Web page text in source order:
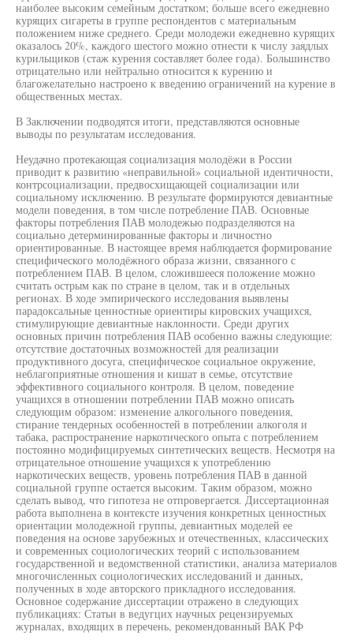
наиболее высоким семейным достатком; больше всего ежедневно
курящих сигареты в группе респондентов с материальным
положением ниже среднего. Среди молодежи ежедневно курящих
оказалось 20%, каждого шестого можно отнести к числу заядлых
курильщиков (стаж курения составляет более года). Большинство
отрицательно или нейтрально относится к курению и
благожелательно настроено к введению ограничений на курение в
общественных местах.
В Заключении подводятся итоги, представляются основные
выводы по результатам исследования.
Неудачно протекающая социализация молодёжи в России
приводит к развитию «неправильной» социальной идентичности,
контрсоциализации, предвосхищающей социализации или
социальному исключению. В результате формируются девиантные
модели поведения, в том числе потребление ПАВ. Основные
факторы потребления ПАВ молодежью подразделяются на
социально детерминированные факторы и личностно
ориентированные. В настоящее время наблюдается формирование
специфического молодёжного образа жизни, связанного с
потреблением ПАВ. В целом, сложившееся положение можно
считать острым как по стране в целом, так и в отдельных
регионах. В ходе эмпирического исследования выявлены
парадоксальные ценностные ориентиры кировских учащихся,
стимулирующие девиантные наклонности. Среди других
основных причин потребления ПАВ особенно важны следующие:
отсутствие достаточных возможностей для реализации
продуктивного досуга, специфическое социальное окружение,
неблагоприятные отношения и кишат в семье, отсутствие
эффективного социального контроля. В целом, поведение
учащихся в отношении потреблении ПАВ можно описать
следующим образом: изменение алкогольного поведения,
стирание тендерных особенностей в потреблении алкоголя и
табака, распространение наркотического опыта с потреблением
постоянно модифицируемых синтетических веществ. Несмотря на
отрицательное отношение учащихся к употреблению
наркотических веществ, уровень потребления ПАВ в данной
социальной группе остается высоким. Таким образом, можно
сделать вывод, что гипотеза не отпровергается. Диссертационная
работа выполнена в контексте изучения конкретных ценностных
ориентации молодежной группы, девиантных моделей ее
поведения на основе зарубежных и отечественных, классических
и современных социологических теорий с использованием
государственной и ведомственной статистики, анализа материалов
многочисленных социологических исследований и данных,
полученных в ходе авторского прикладного исследования.
Основное содержание диссертации отражено в следующих
публикациях: Статьи в ведугцих научных рецензируемых
журналах, входящих в перечень, рекомендованный ВАК РФ